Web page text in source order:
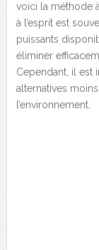
voici la méthode
à l’esprit est
puissants
éliminer
Cependant, il est
alternatives
l’environnement.